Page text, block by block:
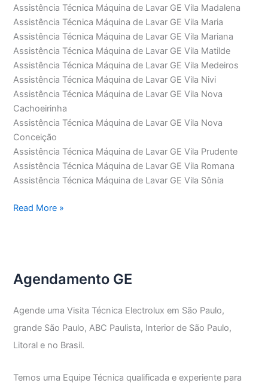
Assistência Técnica Máquina de Lavar GE Vila Madalena
Assistência Técnica Máquina de Lavar GE Vila Maria
Assistência Técnica Máquina de Lavar GE Vila Mariana
Assistência Técnica Máquina de Lavar GE Vila Matilde
Assistência Técnica Máquina de Lavar GE Vila Medeiros
Assistência Técnica Máquina de Lavar GE Vila Nivi
Assistência Técnica Máquina de Lavar GE Vila Nova
Cachoeirinha
Assistência Técnica Máquina de Lavar GE Vila Nova
Conceição
Assistência Técnica Máquina de Lavar GE Vila Prudente
Assistência Técnica Máquina de Lavar GE Vila Romana
Assistência Técnica Máquina de Lavar GE Vila Sônia
Assistência
GE
Read More »
Agendamento GE
Agende uma Visita Técnica Electrolux em São Paulo,
grande São Paulo, ABC Paulista, Interior de São Paulo,
Litoral e no Brasil.
Temos uma Equipe Técnica qualificada e experiente para